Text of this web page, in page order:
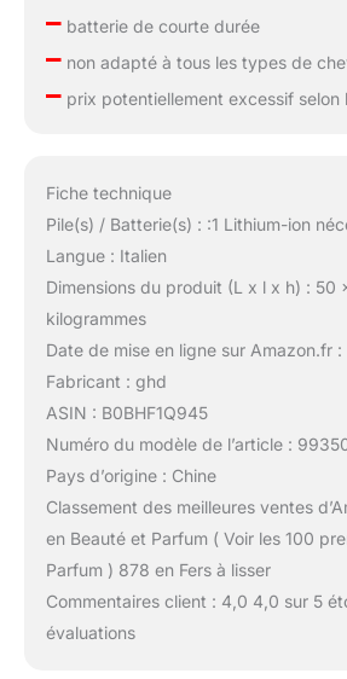
–batterie de courte durée
–non adapté à tous les types de
–prix potentiellement excessif selon
Fiche technique
Pile(s) / Batterie(s) : :1 Lithium-ion
Langue : Italien
Dimensions du produit (L x l x h) : 50
kilogrammes
Date de mise en ligne sur Amazon.fr
Fabricant : ghd
ASIN : B0BHF1Q945
Numéro du modèle de l’article :
Pays d’origine : Chine
Classement des meilleures ventes
en Beauté et Parfum ( Voir les 100
Parfum ) 878 en Fers à lisser
Commentaires client : 4,0 4,0 sur 5
évaluations